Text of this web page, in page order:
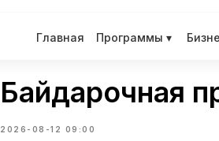
Главная Программы ▾
Байдарочная
2026-08-12 09:00